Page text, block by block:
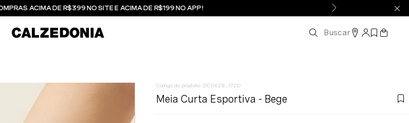
ACIMA DE R$399 NO SITE E ACIMA DE R$199 NO APP!
Buscar
: DC0628_172D
Meia Curta Esportiva - Bege